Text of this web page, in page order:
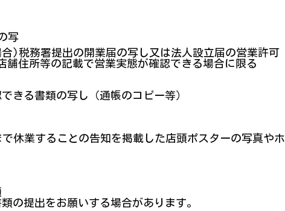
写
)税務署提出の開業届の写し又は法人設立届の営業許可
舗住所等の記載で営業実態が確認できる場合に限る
きる書類の写し（通帳のコピー等）
休業することの告知を掲載した店頭ポスターの写真やホ
の提出をお願いする場合があります。